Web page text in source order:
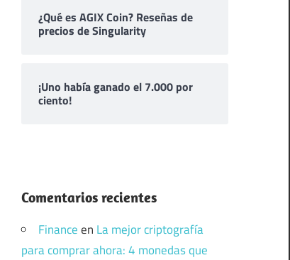
¿Qué es AGIX Coin? Reseñas de
precios de Singularity
¡Uno había ganado el 7.000 por
ciento!
Comentarios recientes
Financeen La mejor criptografía
para comprar ahora: 4 monedas que